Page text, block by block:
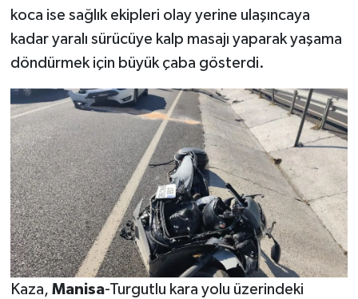
koca ise sağlık ekipleri olay yerine ulaşıncaya
kadar yaralı sürücüye kalp masajı yaparak yaşama
döndürmek için büyük çaba gösterdi.
Kaza, Manisa-Turgutlu kara yolu üzerindeki